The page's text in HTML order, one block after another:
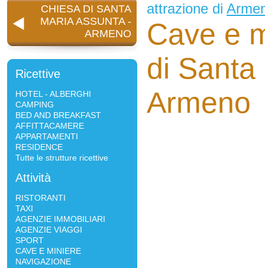
CHIESA DI SANTA
MARIA ASSUNTA -
ARMENO
Ricettive
HOTEL - ALBERGHI
CAMPING
BED AND BREAKFAST
AFFITTACAMERE
APPARTAMENTI
RESIDENCE
Tutte le strutture ricettive
Attività
RISTORANTI
TAXI
AGENZIE IMMOBILIARI
AGENZIE VIAGGI
SPORT
CAVE E MINIERE
NAVIGAZIONE
attrazione di
Cave e
di Santa
Armeno